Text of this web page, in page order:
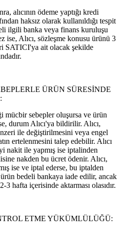
alıcının ödeme yaptığı kredi
haksız olarak kullanıldığı tespit
ilgili banka veya finans kuruluşu
ise, Alıcı, sözleşme konusu ürünü 3
SATICI'ya ait olacak şekilde
ÜRÜN SÜRESİNDE
mücbir sebepler oluşursa ve ürün
durum Alıcı'ya bildirilir. Alıcı,
ile değiştirilmesini veya engel
ertelenmesini talep edebilir. Alıcı
nakit ile yapmış ise iptalinden
nakden bu ücret ödenir. Alıcı,
ise ve iptal ederse, bu iptalden
bedeli bankaya iade edilir, ancak
3 hafta içerisinde aktarması olasıdır.
ETME YÜKÜMLÜLÜĞÜ: